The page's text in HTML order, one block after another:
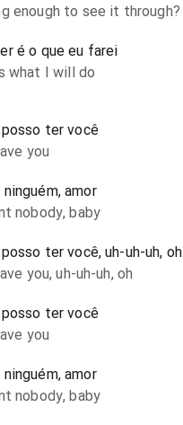
enough to see it through?
é o que eu farei
what I will do
posso ter você
you
amor
nobody, baby
ter você, uh-uh-uh, oh
you, uh-uh-uh, oh
posso ter você
you
amor
nobody, baby